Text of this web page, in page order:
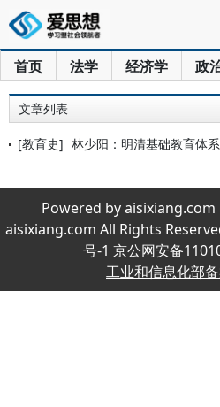
首页 法学 经济学 政
文章列表
[教育史] 林少阳：明清基础教育体系与民
Powered by
aisixiang.com All Rights
号-1 京公网安备
工业和信息化部